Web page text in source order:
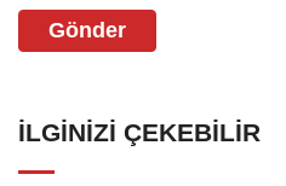
Gönder
İLGINIZI ÇEKEBILIR